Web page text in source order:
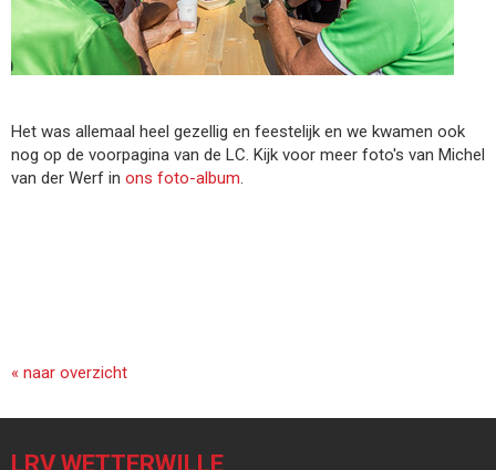
Het was allemaal heel gezellig en feestelijk en we kwamen ook
nog op de voorpagina van de LC. Kijk voor meer foto's van Michel
van der Werf in ons foto-album.
« naar overzicht
LRV WETTERWILLE